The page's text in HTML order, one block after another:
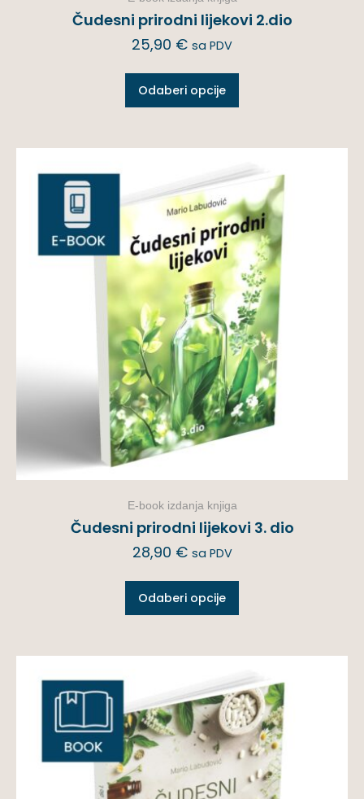
Čudesni prirodni lijekovi 2.dio
25,90 € sa PDV
Odaberi opcije
E-book izdanja knjiga
Čudesni prirodni lijekovi 3. dio
28,90 € sa PDV
Odaberi opcije